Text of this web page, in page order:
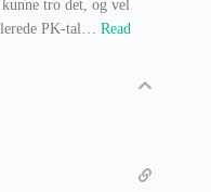
tro det, og vel
PK-tal… Read